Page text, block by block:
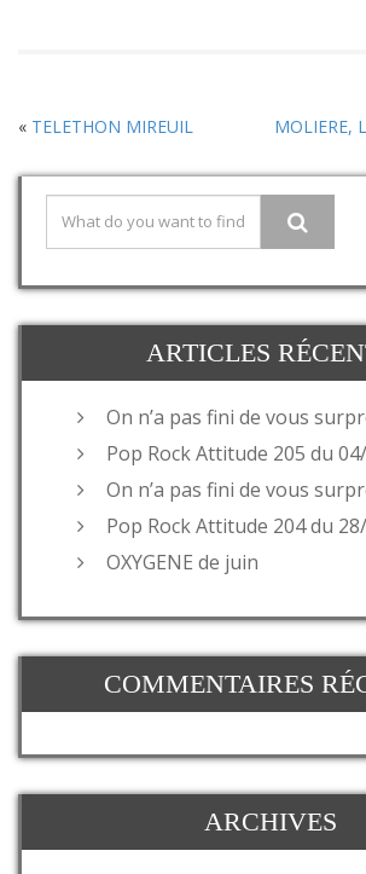
« TELETHON MIREUIL MOLIERE,
ARTICLES
On n’a pas fini de vous
Pop Rock Attitude 205 du
On n’a pas fini de vous
Pop Rock Attitude 204 du
OXYGENE de juin
COMMENTAIRES
ARCHIVES